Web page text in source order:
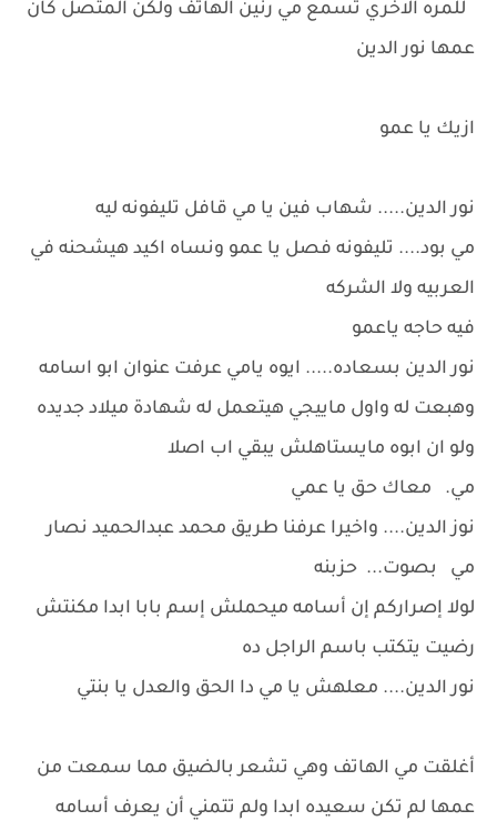
للمره الاخري تسمع مي رنين الهاتف ولكن المتصل كان
عمها نور الدين
ازيك يا عمو
نور الدين..... شهاب فين يا مي قافل تليفونه ليه
مي بود.... تليفونه فصل يا عمو ونساه اكيد هيشحنه في
العربيه ولا الشركه
فيه حاجه ياعمو
نور الدين بسعاده..... ايوه يامي عرفت عنوان ابو اسامه
وهبعت له واول ماييجي هيتعمل له شهادة ميلاد جديده
ولو ان ابوه مايستاهلش يبقي اب اصلا
مي. معاك حق يا عمي
نوز الدين.... واخيرا عرفنا طريق محمد عبدالحميد نصار
مي بصوت... حزبنه
لولا إصراركم إن أسامه ميحملش إسم بابا ابدا مكنتش
رضيت يتكتب باسم الراجل ده
نور الدين.... معلهش يا مي دا الحق والعدل يا بنتي
أغلقت مي الهاتف وهي تشعر بالضيق مما سمعت من
عمها لم تكن سعيده ابدا ولم تتمني أن يعرف أسامه